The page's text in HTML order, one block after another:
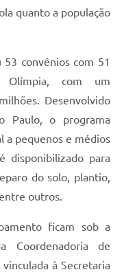
quanto a população
convênios com 51
Olímpia, com um
Desenvolvido
Paulo, o programa
a pequenos e médios
disponibilizado para
do solo, plantio,
outros.
ficam sob a
Coordenadoria de
vinculada à Secretaria